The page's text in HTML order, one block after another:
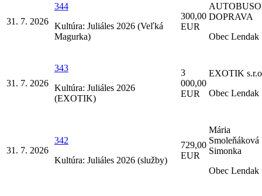
31. 7. 2026
344
Kultúra: Juliáles 2026 (Veľká
Magurka)
300,00
EUR
DOPRAVA
Obec Lendak
31. 7. 2026
343
Kultúra: Juliáles 2026
(EXOTIK)
3
000,00
EUR
EXOTIK
Obec Lendak
31. 7. 2026
342
Kultúra: Juliáles 2026 (služby)
729,00
EUR
Mária
Smoleňáková
Simonka
Obec Lendak